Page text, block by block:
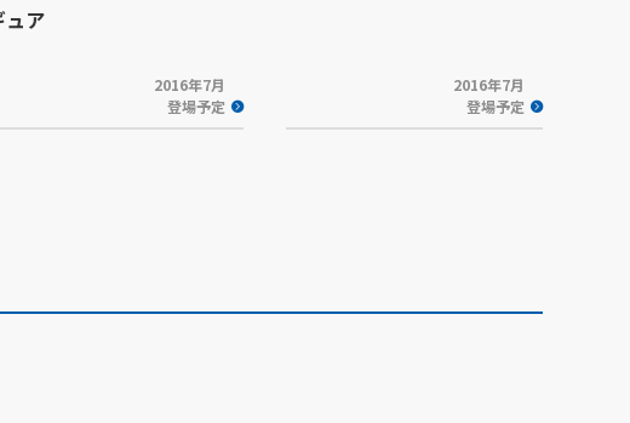
ュア
2016年7月
登場予定
2016年7月
登場予定